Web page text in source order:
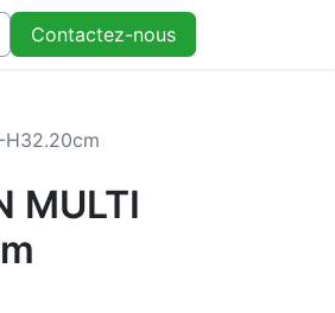
Contactez-nous
H32.20cm
MULTI